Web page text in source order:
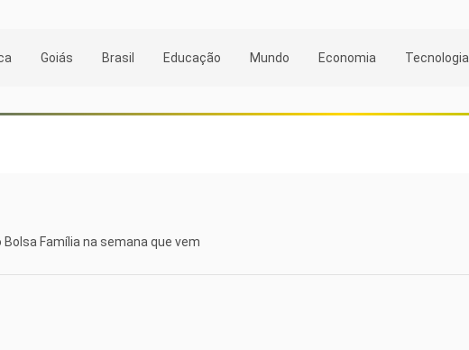
Goiás Brasil Educação Mundo Economia Tecnologia
Bolsa Família na semana que vem